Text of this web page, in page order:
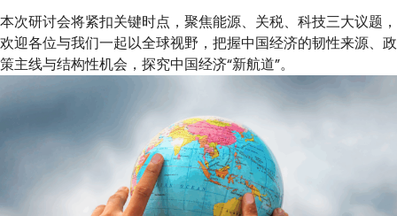
本次研讨会将紧扣关键时点，聚焦能源、关税、科技三大议题，
欢迎各位与我们一起以全球视野，把握中国经济的韧性来源、政
策主线与结构性机会，探究中国经济“新航道”。